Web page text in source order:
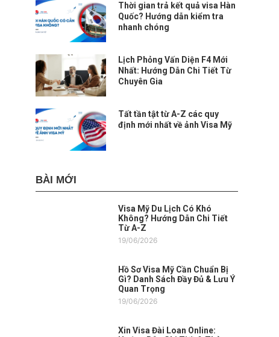
Thời gian trả kết quả visa Hàn
Quốc? Hướng dẫn kiểm tra
nhanh chóng
Lịch Phỏng Vấn Diện F4 Mới
Nhất: Hướng Dẫn Chi Tiết Từ
Chuyên Gia
Tất tần tật từ A-Z các quy
định mới nhất về ảnh Visa Mỹ
BÀI MỚI
Visa Mỹ Du Lịch Có Khó
Không? Hướng Dẫn Chi Tiết
Từ A-Z
19/06/2026
Hồ Sơ Visa Mỹ Cần Chuẩn Bị
Gì? Danh Sách Đầy Đủ & Lưu Ý
Quan Trọng
19/06/2026
Xin Visa Đài Loan Online: